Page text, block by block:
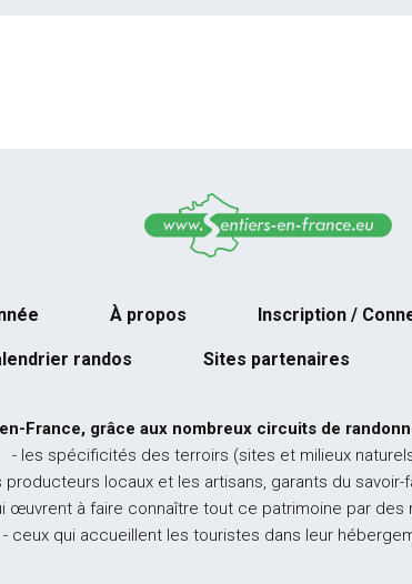
À propos Inscription /
randos Sites partenaires
France, grâce aux nombreux circuits de
- les spécificités des terroirs (sites et milieux
producteurs locaux et les artisans, garants du savoir-
œuvrent à faire connaître tout ce patrimoine par des
- ceux qui accueillent les touristes dans leur